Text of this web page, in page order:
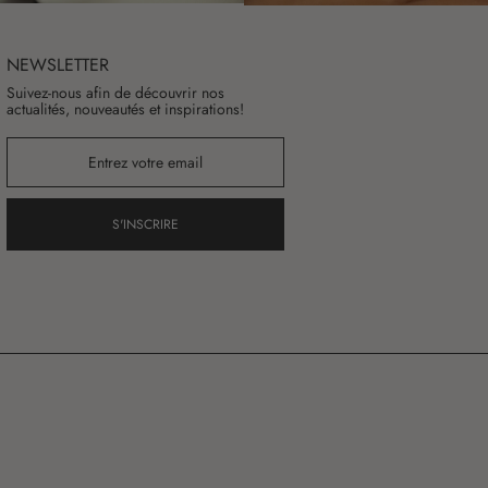
NEWSLETTER
Suivez-nous afin de découvrir nos
actualités, nouveautés et inspirations!
S'INSCRIRE